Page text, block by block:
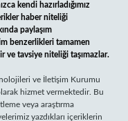
kendi hazırladığımız
haber niteliği
paylaşım
benzerlikleri tamamen
ve tavsiye niteliği taşımazlar.
ve İletişim Kurumu
hizmet vermektedir. Bu
veya araştırma
yazdıkları içeriklerin